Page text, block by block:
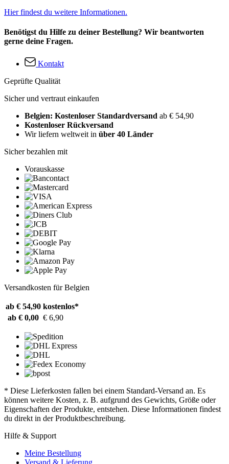
Hier findest du weitere Informationen.
Benötigst du Hilfe zu deiner Bestellung? Wir beantworten
gerne deine Fragen.
Kontakt
Geprüfte Qualität
Sicher und vertraut einkaufen
Belgien: Kostenloser Standardversand ab € 54,90
Kostenloser Rückversand
Wir liefern weltweit in über 40 Länder
Sicher bezahlen mit
Vorauskasse
Versandkosten für Belgien
ab € 54,90 kostenlos*
ab € 0,00 € 6,90
* Diese Lieferkosten fallen bei einem Standard-Versand an. Es
können weitere Kosten, z. B. aufgrund des Gewichts, Größe oder
Eigenschaften der Produkte, entstehen. Diese Informationen findest
du direkt in der Produktbeschreibung.
Hilfe & Support
Meine Bestellung
Versand & Lieferung